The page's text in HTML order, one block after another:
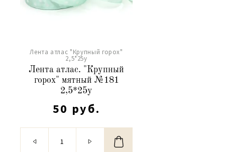
Лента атлас "Крупный горох"
2,5*25y
Лента атлас. "Крупный
горох" мятный №181
2,5*25y
50 руб.